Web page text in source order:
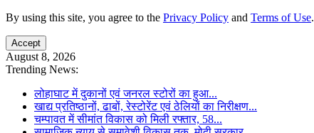
By using this site, you agree to the Privacy Policy and Terms of Use.
Accept
August 8, 2026
Trending News:
लोहाघाट में दुकानों एवं जनरल स्टोरों का हुआ...
खाद्य प्रतिष्ठानों, ढाबों, रेस्टोरेंट एवं ठेलियों का निरीक्षण...
चम्पावत में सीमांत विकास को मिली रफ्तार, 58...